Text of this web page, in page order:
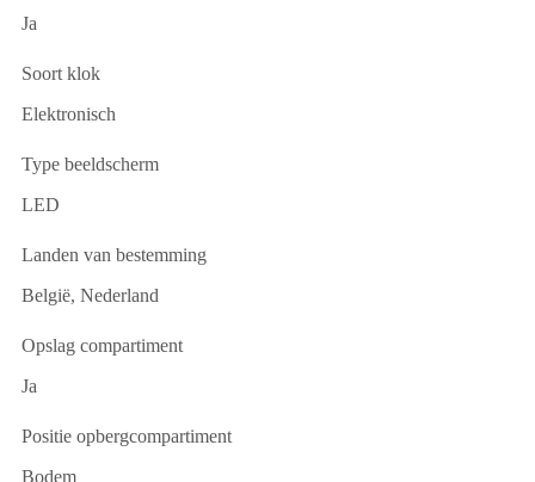
Ja
Soort klok
Elektronisch
Type beeldscherm
LED
Landen van bestemming
België, Nederland
Opslag compartiment
Ja
Positie opbergcompartiment
Bodem